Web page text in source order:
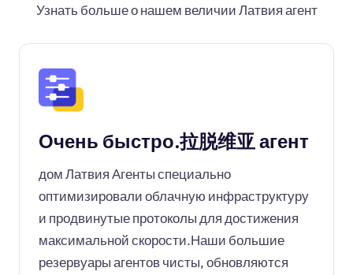
Узнать больше о нашем величии Латвия агент
Очень быстро.拉脱维亚 агент
дом Латвия Агенты специально
оптимизировали облачную инфраструктуру
и продвинутые протоколы для достижения
максимальной скорости.Наши большие
резервуары агентов чисты, обновляются